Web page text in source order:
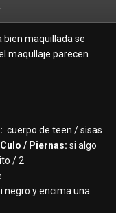
bien maquillada se
maqullaje parecen
cuerpo de teen / sisas
/ Piernas: si algo
/ 2
negro y encima una